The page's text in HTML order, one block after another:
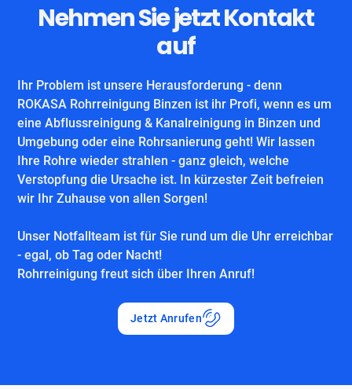
Nehmen Sie jetzt Kontakt
auf
Ihr Problem ist unsere Herausforderung - denn
ROKASA Rohrreinigung Binzen ist ihr Profi, wenn es um
eine Abflussreinigung & Kanalreinigung in Binzen und
Umgebung oder eine Rohrsanierung geht! Wir lassen
Ihre Rohre wieder strahlen - ganz gleich, welche
Verstopfung die Ursache ist. In kürzester Zeit befreien
wir Ihr Zuhause von allen Sorgen!
Unser Notfallteam ist für Sie rund um die Uhr erreichbar
- egal, ob Tag oder Nacht!
Rohrreinigung freut sich über Ihren Anruf!
Jetzt Anrufen